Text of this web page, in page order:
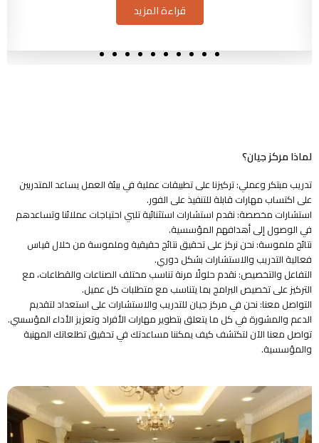
قراءة المزيد
لماذا مركز جيان؟
تدريب مبتكر وعملي: تركيزنا على تطبيقات عملية في بيئة العمل يساعد المتدربين
على اكتساب مهارات قابلة للتنفيذ على الفور.
استشارات مخصصة: نقدم استشارات استثنائية تلبي احتياجات عملائنا وتساعدهم
في الوصول إلى أهدافهم المؤسسية.
نتائج ملموسة: نحن نركز على تحقيق نتائج حقيقية وملموسة من خلال قياس
فعالية التدريب والاستشارات بشكل دوري.
التفاعل والتخصيص: نقدم حلولًا مرنة تناسب مختلف الصناعات والقطاعات، مع
التركيز على تخصيص البرامج بما يتناسب مع متطلبات كل عميل.
التواصل معنا: نحن في مركز جيان للتدريب والاستشارات على استعداد لتقديم
الدعم والمشورة في كل ما يتعلق بتطوير مهارات الأفراد وتعزيز الأداء المؤسسي.
تواصل معنا الآن لتكتشف كيف يمكننا مساعدتك في تحقيق تطلعاتك المهنية
والمؤسسية.